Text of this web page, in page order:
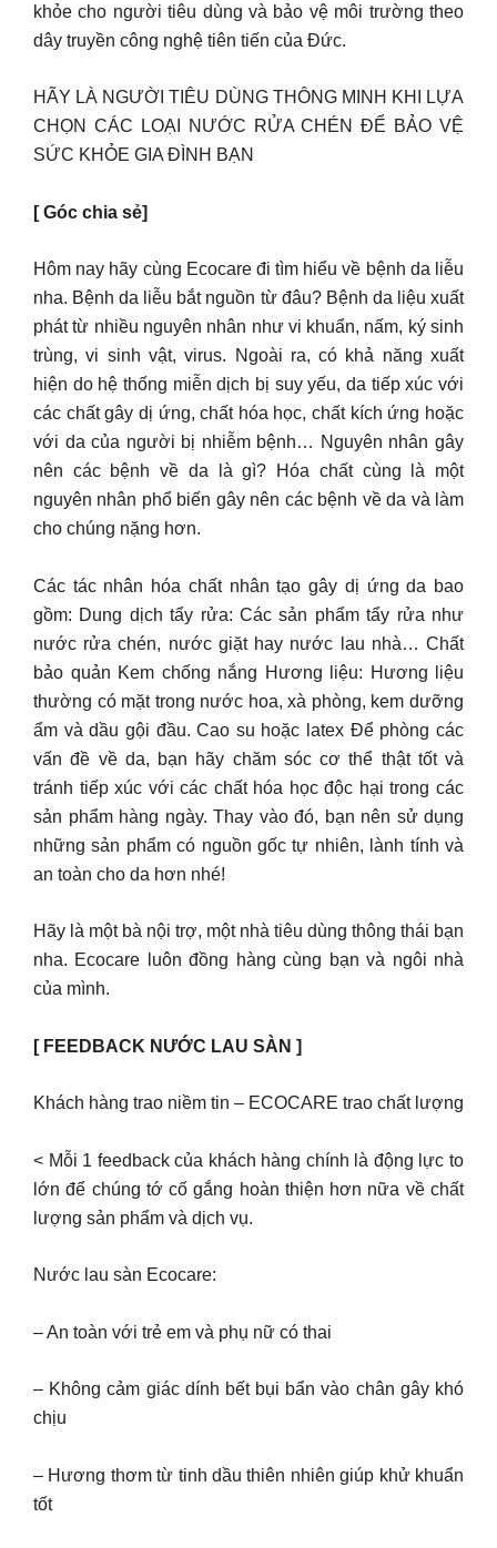
khỏe cho người tiêu dùng và bảo vệ môi trường theo
dây truyền công nghệ tiên tiến của Đức.
HÃY LÀ NGƯỜI TIÊU DÙNG THÔNG MINH KHI LỰA
CHỌN CÁC LOẠI NƯỚC RỬA CHÉN ĐỂ BẢO VỆ
SỨC KHỎE GIA ĐÌNH BẠN
[ Góc chia sẻ]
Hôm nay hãy cùng Ecocare đi tìm hiểu về bệnh da liễu
nha. Bệnh da liễu bắt nguồn từ đâu? Bệnh da liệu xuất
phát từ nhiều nguyên nhân như vi khuẩn, nấm, ký sinh
trùng, vi sinh vật, virus. Ngoài ra, có khả năng xuất
hiện do hệ thống miễn dịch bị suy yếu, da tiếp xúc với
các chất gây dị ứng, chất hóa học, chất kích ứng hoặc
với da của người bị nhiễm bệnh… Nguyên nhân gây
nên các bệnh về da là gì? Hóa chất cùng là một
nguyên nhân phổ biến gây nên các bệnh về da và làm
cho chúng nặng hơn.
Các tác nhân hóa chất nhân tạo gây dị ứng da bao
gồm: Dung dịch tẩy rửa: Các sản phẩm tẩy rửa như
nước rửa chén, nước giặt hay nước lau nhà… Chất
bảo quản Kem chống nắng Hương liệu: Hương liệu
thường có mặt trong nước hoa, xà phòng, kem dưỡng
ẩm và dầu gội đầu. Cao su hoặc latex Để phòng các
vấn đề về da, bạn hãy chăm sóc cơ thể thật tốt và
tránh tiếp xúc với các chất hóa học độc hại trong các
sản phẩm hàng ngày. Thay vào đó, bạn nên sử dụng
những sản phẩm có nguồn gốc tự nhiên, lành tính và
an toàn cho da hơn nhé!
Hãy là một bà nội trợ, một nhà tiêu dùng thông thái bạn
nha. Ecocare luôn đồng hàng cùng bạn và ngôi nhà
của mình.
[ FEEDBACK NƯỚC LAU SÀN ]
Khách hàng trao niềm tin – ECOCARE trao chất lượng
< Mỗi 1 feedback của khách hàng chính là động lực to
lớn để chúng tớ cố gắng hoàn thiện hơn nữa về chất
lượng sản phẩm và dịch vụ.
Nước lau sàn Ecocare:
– An toàn với trẻ em và phụ nữ có thai
– Không cảm giác dính bết bụi bẩn vào chân gây khó
chịu
– Hương thơm từ tinh dầu thiên nhiên giúp khử khuẩn
tốt